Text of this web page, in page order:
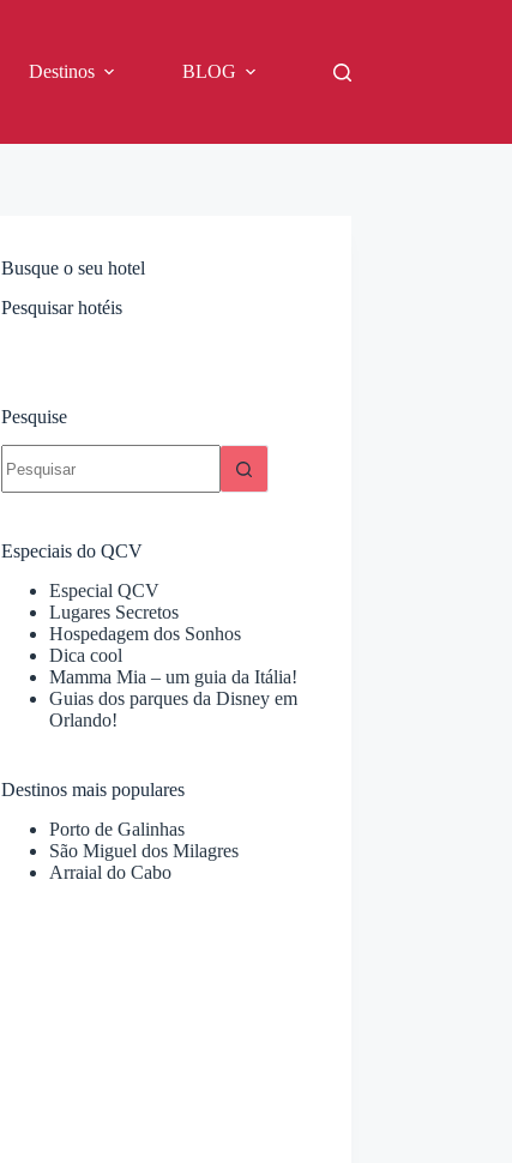
Destinos BLOG
Busque o seu hotel
Pesquisar hotéis
Pesquise
resultados
Especiais do QCV
Especial QCV
Lugares Secretos
Hospedagem dos Sonhos
Dica cool
Mamma Mia – um guia da Itália!
Guias dos parques da Disney em
Orlando!
Destinos mais populares
Porto de Galinhas
São Miguel dos Milagres
Arraial do Cabo